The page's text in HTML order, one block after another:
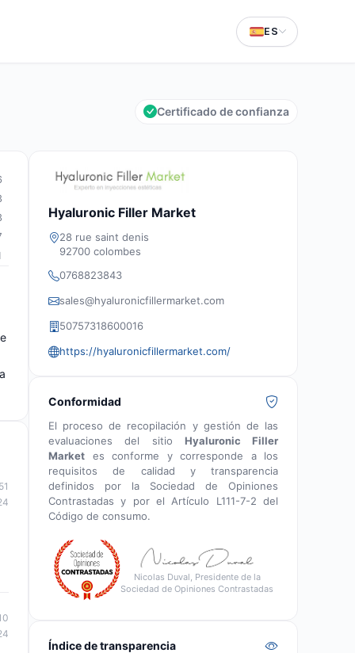
ES
Certificado de confianza
Hyaluronic Filler Market
28 rue saint denis
92700 colombes
0768823843
sales@hyaluronicfillermarket.com
50757318600016
https://hyaluronicfillermarket.com/
Conformidad
El proceso de recopilación y gestión de las
evaluaciones del sitio Hyaluronic Filler
Market es conforme y corresponde a los
requisitos de calidad y transparencia
definidos por la Sociedad de Opiniones
Contrastadas y por el Artículo L111-7-2 del
Código de consumo.
Nicolas Duval, Presidente de la
Sociedad de Opiniones Contrastadas
Índice de transparencia